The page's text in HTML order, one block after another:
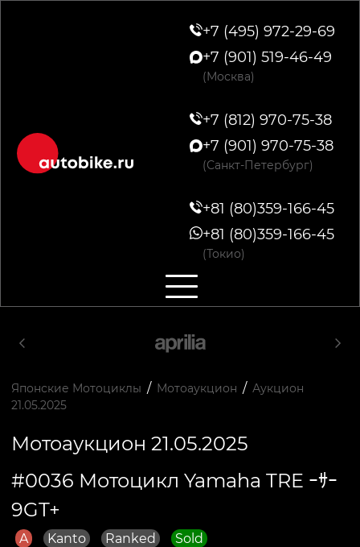
+7 (495) 972-29-69
+7 (901) 519-46-49
(Москва)
+7 (812) 970-75-38
+7 (901) 970-75-38
(Санкт-Петербург)
+81 (80)359-166-45
+81 (80)359-166-45
(Токио)
Японские Мотоциклы / Мотоаукцион / Аукцион
21.05.2025
Мотоаукцион 21.05.2025
#0036 Мотоцикл Yamaha TRE ｰｻｰ
9GT+
A Kanto Ranked Sold